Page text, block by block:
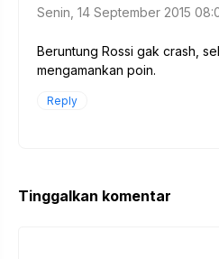
Senin, 14 September 2015
Beruntung Rossi gak crash,
mengamankan poin.
Reply
Tinggalkan komentar